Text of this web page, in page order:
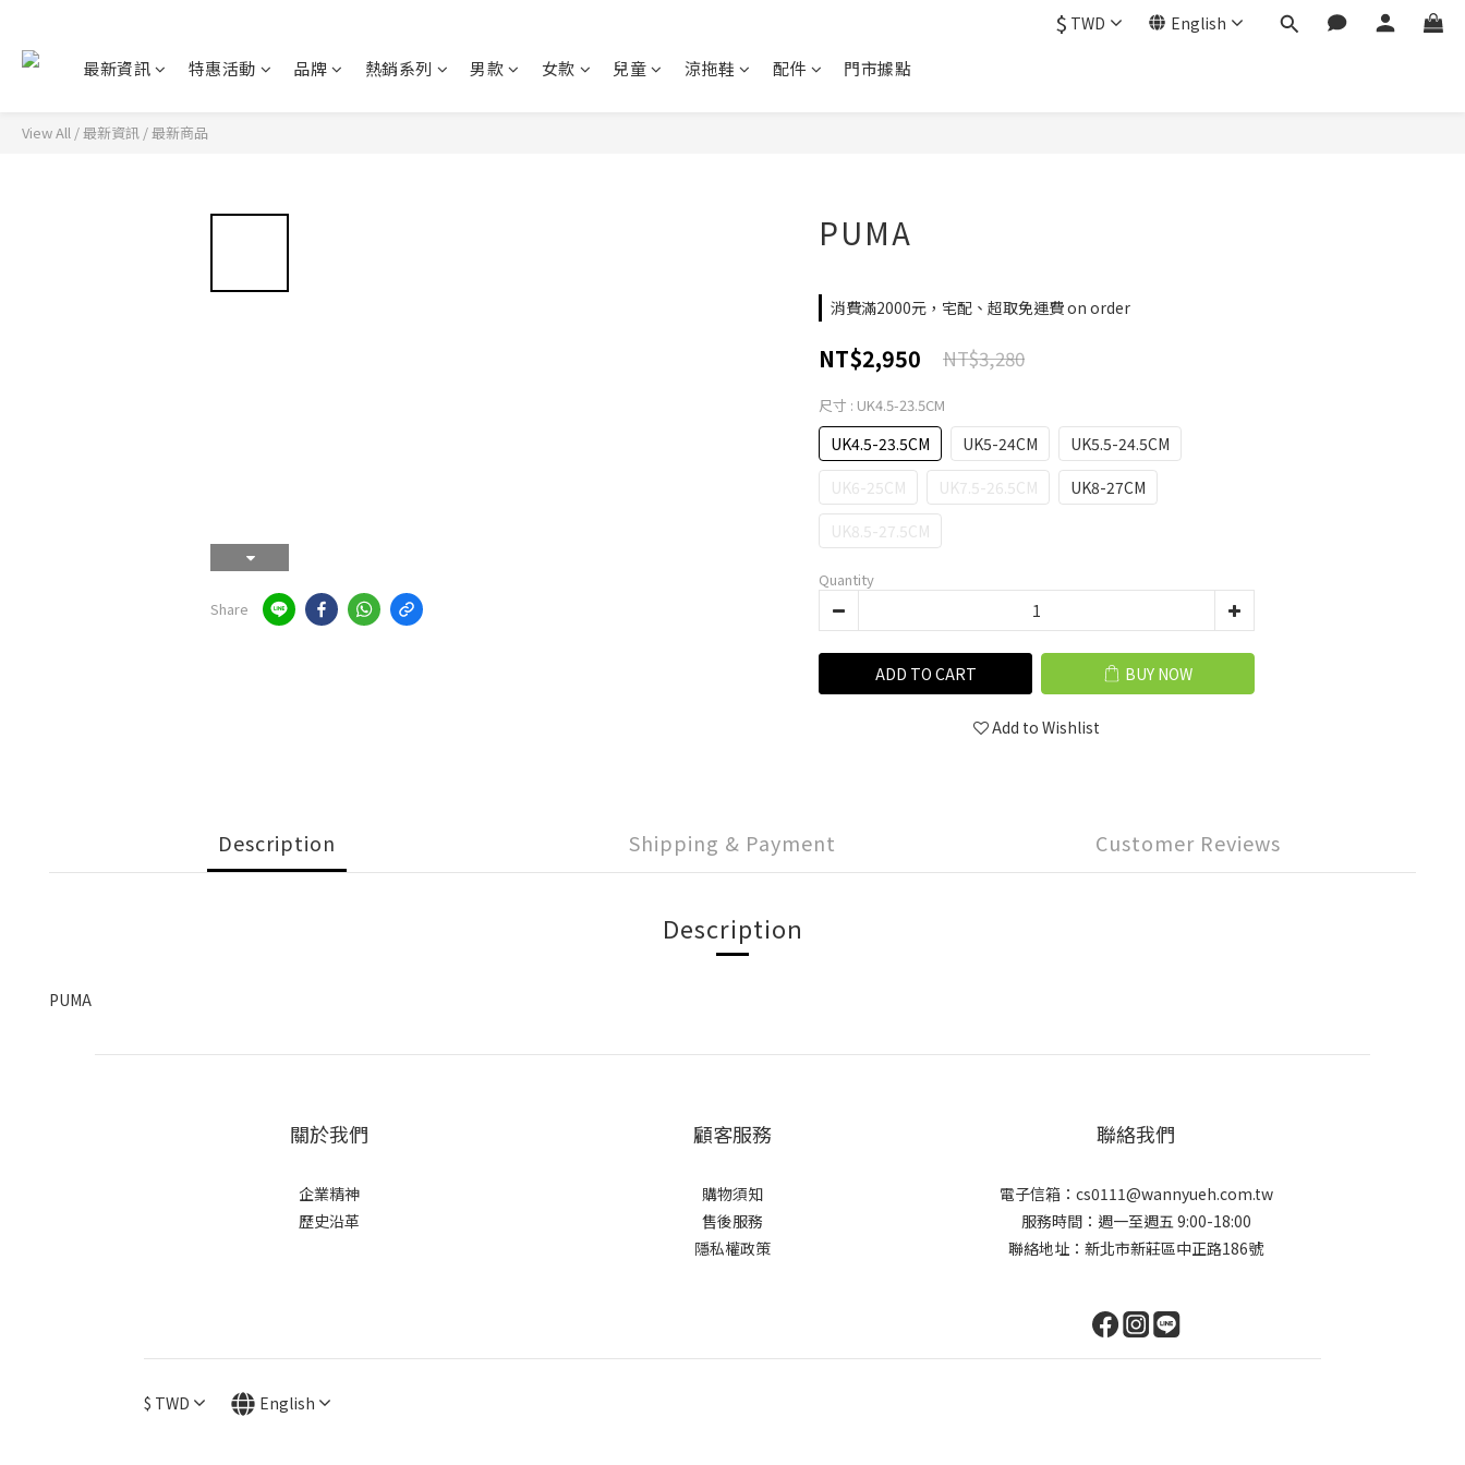
$ TWD English
最新資訊 特惠活動 品牌 熱銷系列 男款 女款 兒童 涼拖鞋 配件 門市據點
View All /最新資訊 /最新商品
Share
PUMA
消費滿2000元，宅配、超取免運費 on order
NT$2,950 NT$3,280
尺寸 : UK4.5-23.5CM
UK4.5-23.5CM UK5-24CM
UK5.5-24.5CM
UK6-25CM
UK7.5-26.5CM
UK8-27CM
UK8.5-27.5CM
Quantity
ADD TO CART BUY NOW
Add to Wishlist
Description Shipping & Payment Customer Reviews
Description
PUMA
關於我們
企業精神
歷史沿革
顧客服務
購物須知
售後服務
隱私權政策
聯絡我們
電子信箱：cs0111@wannyueh.com.tw
服務時間：週一至週五 9:00-18:00
聯絡地址：新北市新莊區中正路186號
$ TWD English